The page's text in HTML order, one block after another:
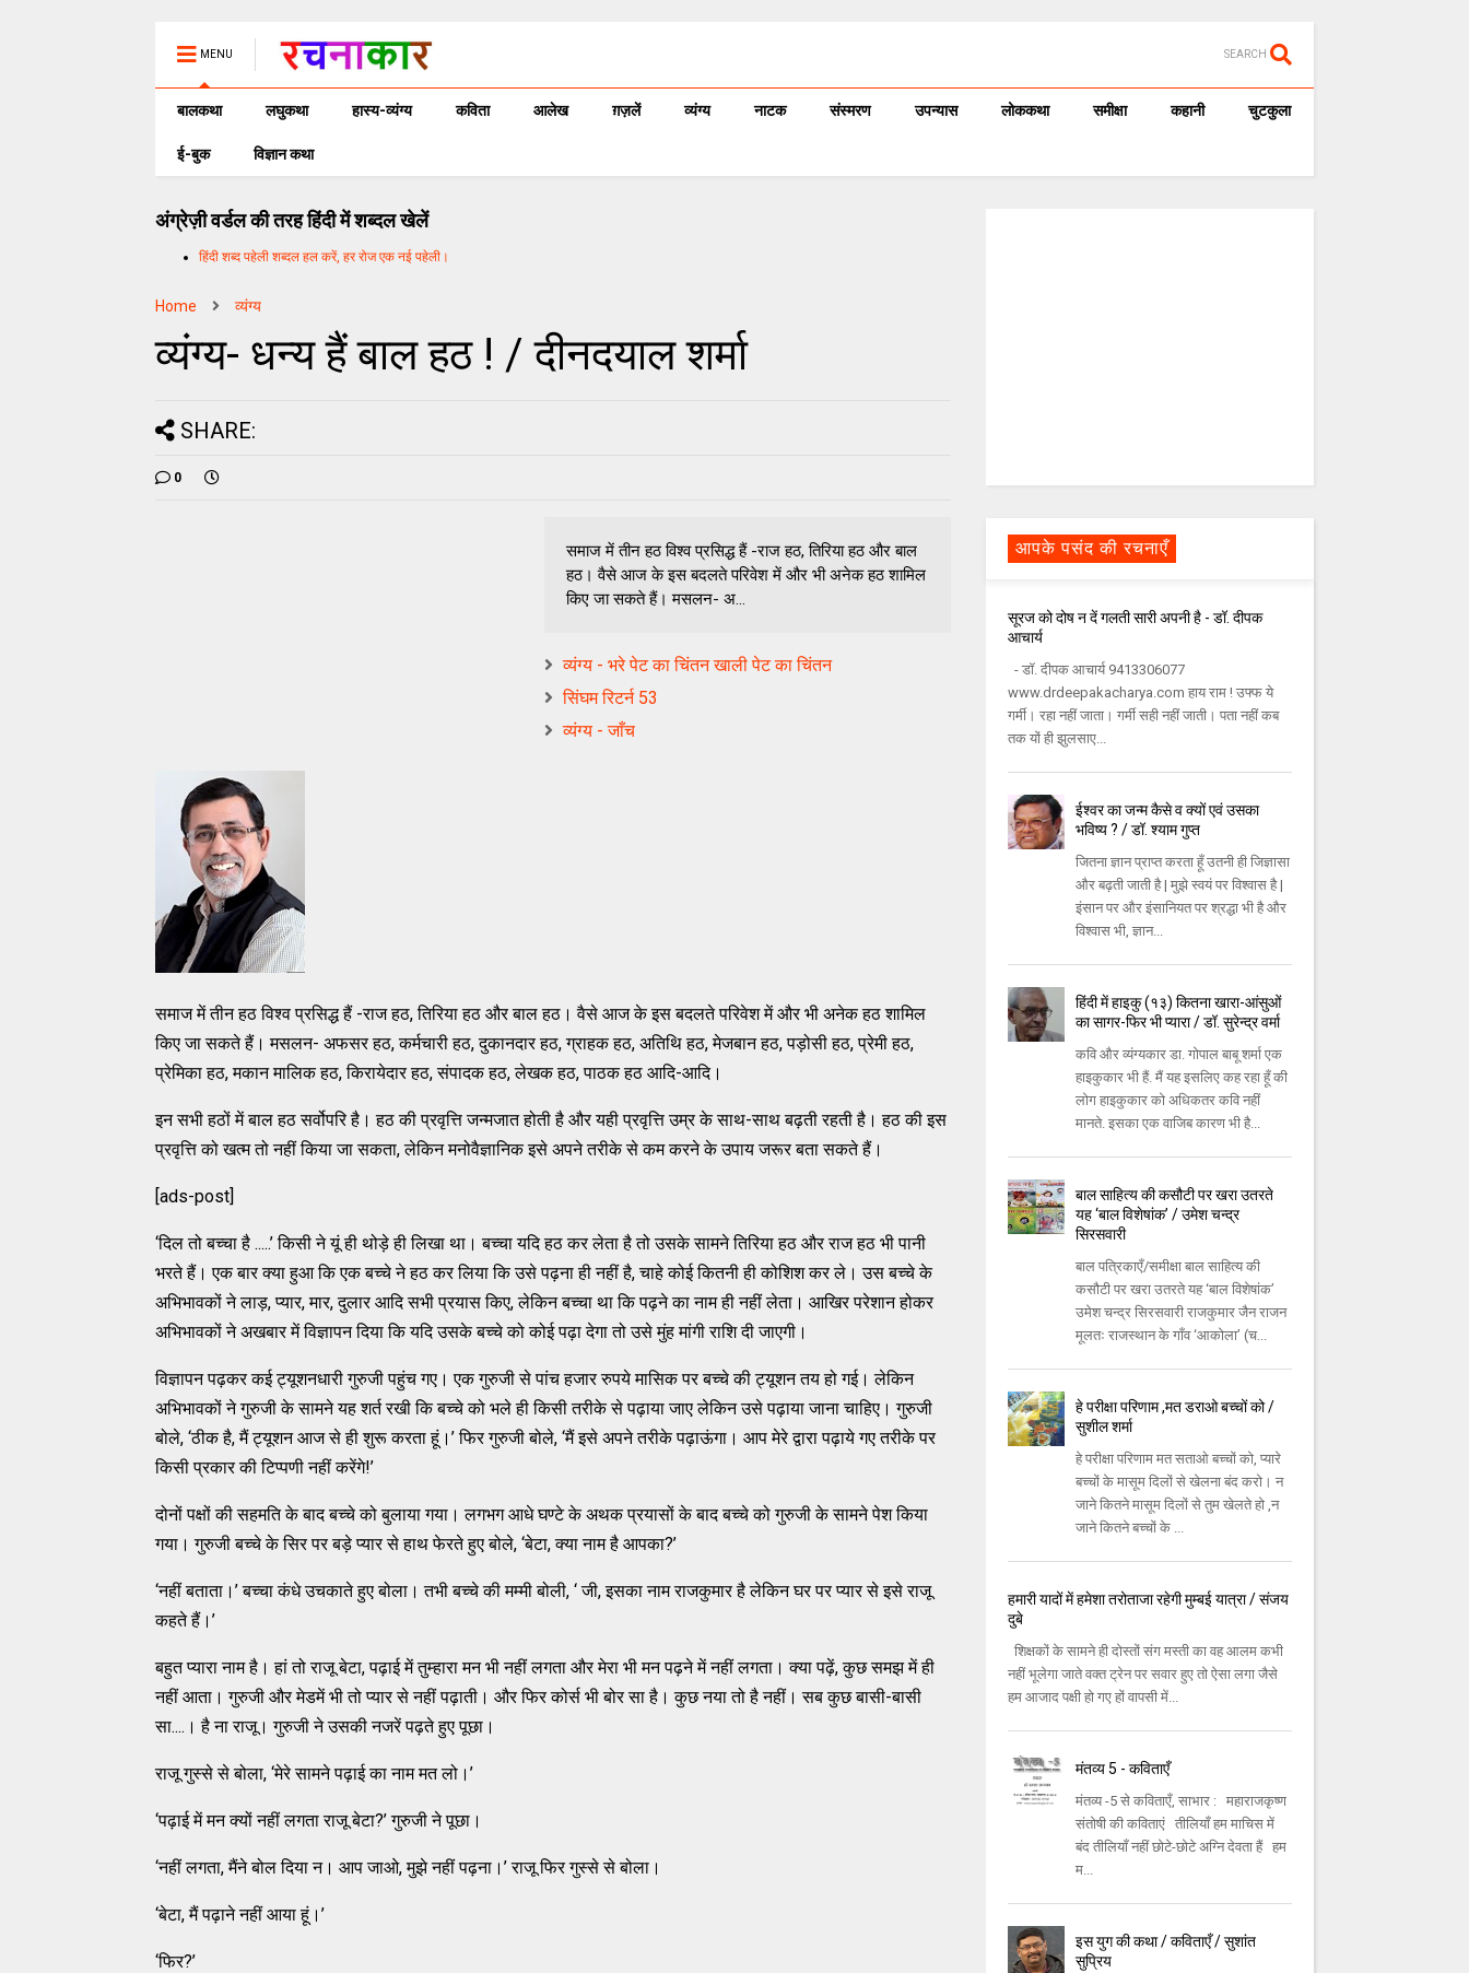
MENU SEARCH
बालकथा लघुकथा हास्य-व्यंग्य कविता आलेख ग़ज़लें व्यंग्य नाटक संस्मरण उपन्यास लोककथा समीक्षा कहानी चुटकुला
ई-बुक विज्ञान कथा
अंग्रेज़ी वर्डल की तरह हिंदी में शब्दल खेलें
हिंदी शब्द पहेली शब्दल हल करें, हर रोज एक नई पहेली।
Home व्यंग्य
व्यंग्य- धन्य हैं बाल हठ ! / दीनदयाल शर्मा
SHARE:
0
समाज में तीन हठ विश्व प्रसिद्ध हैं -राज हठ, तिरिया हठ और बाल
हठ। वैसे आज के इस बदलते परिवेश में और भी अनेक हठ शामिल
किए जा सकते हैं। मसलन- अ...
व्यंग्य - भरे पेट का चिंतन खाली पेट का चिंतन
सिंघम रिटर्न 53
व्यंग्य - जाँच
समाज में तीन हठ विश्व प्रसिद्ध हैं -राज हठ, तिरिया हठ और बाल हठ। वैसे आज के इस बदलते परिवेश में और भी अनेक हठ शामिल
किए जा सकते हैं। मसलन- अफसर हठ, कर्मचारी हठ, दुकानदार हठ, ग्राहक हठ, अतिथि हठ, मेजबान हठ, पड़ोसी हठ, प्रेमी हठ,
प्रेमिका हठ, मकान मालिक हठ, किरायेदार हठ, संपादक हठ, लेखक हठ, पाठक हठ आदि-आदि।
इन सभी हठों में बाल हठ सर्वोपरि है। हठ की प्रवृत्ति जन्मजात होती है और यही प्रवृत्ति उम्र के साथ-साथ बढ़ती रहती है। हठ की इस
प्रवृत्ति को खत्म तो नहीं किया जा सकता, लेकिन मनोवैज्ञानिक इसे अपने तरीके से कम करने के उपाय जरूर बता सकते हैं।
[ads-post]
‘दिल तो बच्चा है .....’ किसी ने यूं ही थोड़े ही लिखा था। बच्चा यदि हठ कर लेता है तो उसके सामने तिरिया हठ और राज हठ भी पानी
भरते हैं। एक बार क्या हुआ कि एक बच्चे ने हठ कर लिया कि उसे पढ़ना ही नहीं है, चाहे कोई कितनी ही कोशिश कर ले। उस बच्चे के
अभिभावकों ने लाड़, प्यार, मार, दुलार आदि सभी प्रयास किए, लेकिन बच्चा था कि पढ़ने का नाम ही नहीं लेता। आखिर परेशान होकर
अभिभावकों ने अखबार में विज्ञापन दिया कि यदि उसके बच्चे को कोई पढ़ा देगा तो उसे मुंह मांगी राशि दी जाएगी।
विज्ञापन पढ़कर कई ट्यूशनधारी गुरुजी पहुंच गए। एक गुरुजी से पांच हजार रुपये मासिक पर बच्चे की ट्यूशन तय हो गई। लेकिन
अभिभावकों ने गुरुजी के सामने यह शर्त रखी कि बच्चे को भले ही किसी तरीके से पढ़ाया जाए लेकिन उसे पढ़ाया जाना चाहिए। गुरुजी
बोले, ‘ठीक है, मैं ट्यूशन आज से ही शुरू करता हूं।’ फिर गुरुजी बोले, ‘मैं इसे अपने तरीके पढ़ाऊंगा। आप मेरे द्वारा पढ़ाये गए तरीके पर
किसी प्रकार की टिप्पणी नहीं करेंगे!’
दोनों पक्षों की सहमति के बाद बच्चे को बुलाया गया। लगभग आधे घण्टे के अथक प्रयासों के बाद बच्चे को गुरुजी के सामने पेश किया
गया। गुरुजी बच्चे के सिर पर बड़े प्यार से हाथ फेरते हुए बोले, ‘बेटा, क्या नाम है आपका?’
‘नहीं बताता।’ बच्चा कंधे उचकाते हुए बोला। तभी बच्चे की मम्मी बोली, ‘ जी, इसका नाम राजकुमार है लेकिन घर पर प्यार से इसे राजू
कहते हैं।’
बहुत प्यारा नाम है। हां तो राजू बेटा, पढ़ाई में तुम्हारा मन भी नहीं लगता और मेरा भी मन पढ़ने में नहीं लगता। क्या पढ़ें, कुछ समझ में ही
नहीं आता। गुरुजी और मेडमें भी तो प्यार से नहीं पढ़ाती। और फिर कोर्स भी बोर सा है। कुछ नया तो है नहीं। सब कुछ बासी-बासी
सा....। है ना राजू। गुरुजी ने उसकी नजरें पढ़ते हुए पूछा।
राजू गुस्से से बोला, ‘मेरे सामने पढ़ाई का नाम मत लो।’
‘पढ़ाई में मन क्यों नहीं लगता राजू बेटा?’ गुरुजी ने पूछा।
‘नहीं लगता, मैंने बोल दिया न। आप जाओ, मुझे नहीं पढ़ना।’ राजू फिर गुस्से से बोला।
‘बेटा, मैं पढ़ाने नहीं आया हूं।’
‘फिर?’
आपके पसंद की रचनाएँ
सूरज को दोष न दें गलती सारी अपनी है - डॉ. दीपक
आचार्य
- डॉ. दीपक आचार्य 9413306077
www.drdeepakacharya.com हाय राम ! उफ्फ ये
गर्मी। रहा नहीं जाता। गर्मी सही नहीं जाती। पता नहीं कब
तक यों ही झुलसाए...
ईश्वर का जन्म कैसे व क्यों एवं उसका
भविष्य ? / डॉ. श्याम गुप्त
जितना ज्ञान प्राप्त करता हूँ उतनी ही जिज्ञासा
और बढ़ती जाती है | मुझे स्वयं पर विश्वास है |
इंसान पर और इंसानियत पर श्रद्धा भी है और
विश्वास भी, ज्ञान...
हिंदी में हाइकु (१३) कितना खारा-आंसुओं
का सागर-फिर भी प्यारा / डॉ. सुरेन्द्र वर्मा
कवि और व्यंग्यकार डा. गोपाल बाबू शर्मा एक
हाइकुकार भी हैं. मैं यह इसलिए कह रहा हूँ की
लोग हाइकुकार को अधिकतर कवि नहीं
मानते. इसका एक वाजिब कारण भी है...
बाल साहित्य की कसौटी पर खरा उतरते
यह ‘बाल विशेषांक’ / उमेश चन्द्र
सिरसवारी
बाल पत्रिकाएँ/समीक्षा बाल साहित्य की
कसौटी पर खरा उतरते यह ‘बाल विशेषांक’
उमेश चन्द्र सिरसवारी राजकुमार जैन राजन
मूलतः राजस्थान के गाँव ‘आकोला’ (च...
हे परीक्षा परिणाम ,मत डराओ बच्चों को /
सुशील शर्मा
हे परीक्षा परिणाम मत सताओ बच्चों को, प्यारे
बच्चों के मासूम दिलों से खेलना बंद करो। न
जाने कितने मासूम दिलों से तुम खेलते हो ,न
जाने कितने बच्चों के ...
हमारी यादों में हमेशा तरोताजा रहेगी मुम्बई यात्रा / संजय
दुबे
शिक्षकों के सामने ही दोस्तों संग मस्ती का वह आलम कभी
नहीं भूलेगा जाते वक्त ट्रेन पर सवार हुए तो ऐसा लगा जैसे
हम आजाद पक्षी हो गए हों वापसी में...
मंतव्य 5 - कविताएँ
मंतव्य -5 से कविताएँ, साभार : महाराजकृष्ण
संतोषी की कविताएं तीलियाँ हम माचिस में
बंद तीलियाँ नहीं छोटे-छोटे अग्नि देवता हैं हम
म...
इस युग की कथा / कविताएँ / सुशांत
सुप्रिय